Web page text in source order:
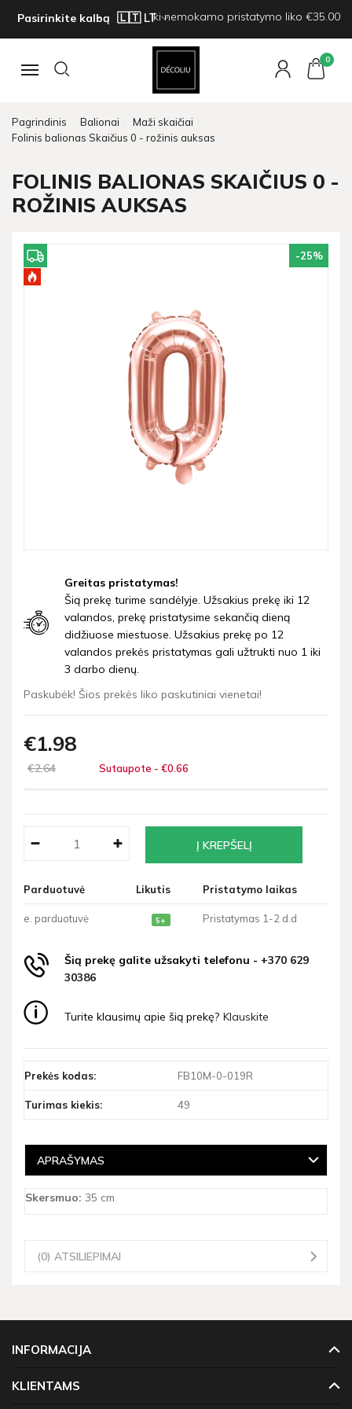
Pasirinkite kalbą Iki nemokamo pristatymo liko €35.00
Navigacija
0
Pagrindinis Balionai
Maži skaičiai
Folinis balionas Skaičius 0 - rožinis auksas
FOLINIS BALIONAS SKAIČIUS 0 -
ROŽINIS AUKSAS
-25%
Greitas pristatymas!
Šią prekę turime sandėlyje. Užsakius prekę iki 12
valandos, prekę pristatysime sekančią dieną
didžiuose miestuose. Užsakius prekę po 12
valandos prekės pristatymas gali užtrukti nuo 1 iki
3 darbo dienų.
Paskubėk! Šios prekės liko paskutiniai vienetai!
€1 98
€264 Sutaupote - €0 66
Parduotuvė Likutis Pristatymo laikas
e. parduotuvė 5+ Pristatymas 1-2 d.d
Šią prekę galite užsakyti telefonu - +370 629
30386
Turite klausimų apie šią prekę? Klauskite
Prekės kodas: FB10M-0-019R
Turimas kiekis: 49
APRAŠYMAS
Skersmuo: 35 cm
(0) ATSILIEPIMAI
INFORMACIJA
KLIENTAMS